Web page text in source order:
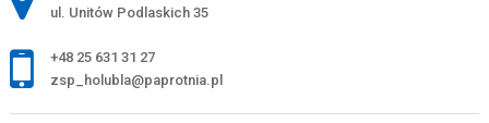
ul. Unitów Podlaskich 35
+48 25 631 31 27
zsp_holubla@paprotnia.pl